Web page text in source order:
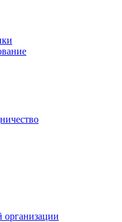
организации